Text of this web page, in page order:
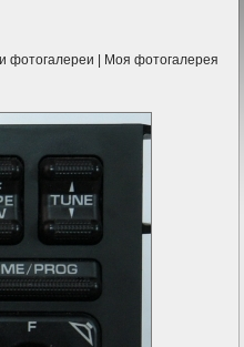
фотогалереи
Моя фотогалерея